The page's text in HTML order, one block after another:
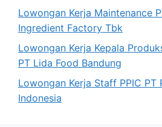
Lowongan Kerja Maintenance
Ingredient Factory Tbk
Lowongan Kerja Kepala
PT Lida Food Bandung
Lowongan Kerja Staff PPIC PT
Indonesia